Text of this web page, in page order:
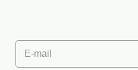
termoregulację, tworzy
idealny mikroklimat
E-mail